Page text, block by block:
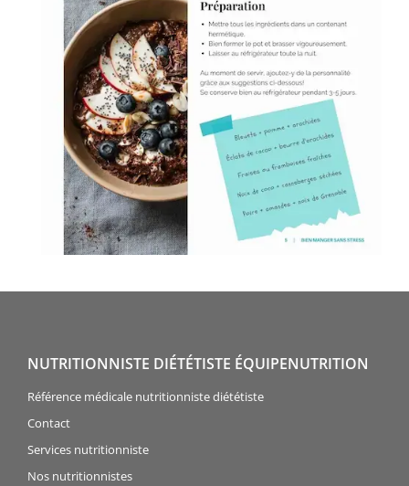
NUTRITIONNISTE DIÉTÉTISTE ÉQUIPENUTRITION
Référence médicale nutritionniste diététiste
Contact
Services nutritionniste
Nos nutritionnistes